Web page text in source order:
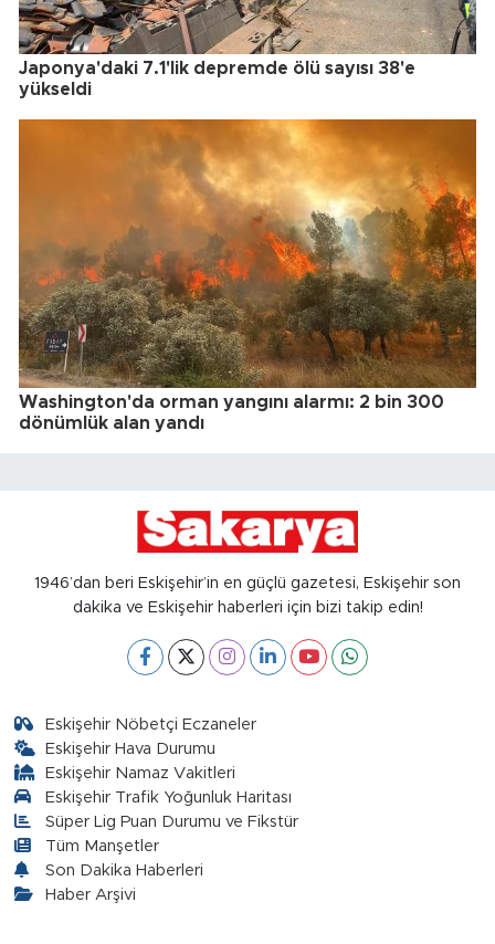
Japonya'daki 7.1'lik depremde ölü sayısı 38'e
yükseldi
Washington'da orman yangını alarmı: 2 bin 300
dönümlük alan yandı
1946’dan beri Eskişehir’in en güçlü gazetesi, Eskişehir son
dakika ve Eskişehir haberleri için bizi takip edin!
Eskişehir Nöbetçi Eczaneler
Eskişehir Hava Durumu
Eskişehir Namaz Vakitleri
Eskişehir Trafik Yoğunluk Haritası
Süper Lig Puan Durumu ve Fikstür
Tüm Manşetler
Son Dakika Haberleri
Haber Arşivi